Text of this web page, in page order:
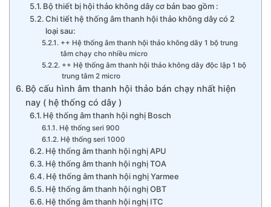
Bộ thiết bị hội thảo không dây cơ bản bao gồm :
Chi tiết hệ thống âm thanh hội thảo không dây có 2
loại sau:
++ Hệ thống âm thanh hội thảo không dây 1 bộ trung
tâm chạy cho nhiều micro
++ Hệ thống âm thanh hội thảo không dây độc lập 1 bộ
trung tâm 2 micro
Bộ cấu hình âm thanh hội thảo bán chạy nhất hiện
nay ( hệ thống có dây )
Hệ thống âm thanh hội nghị Bosch
Hệ thống seri 900
Hệ thống seri 1000
Hệ thống âm thanh hội nghị APU
Hệ thống âm thanh hội nghị TOA
Hệ thống âm thanh hội nghị Yarmee
Hệ thống âm thanh hội nghị OBT
Hệ thống âm thanh hội nghị ITC